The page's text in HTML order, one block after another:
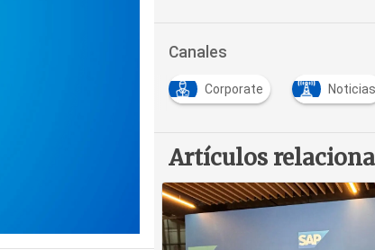
Canales
Corporate Noticias
Artículos